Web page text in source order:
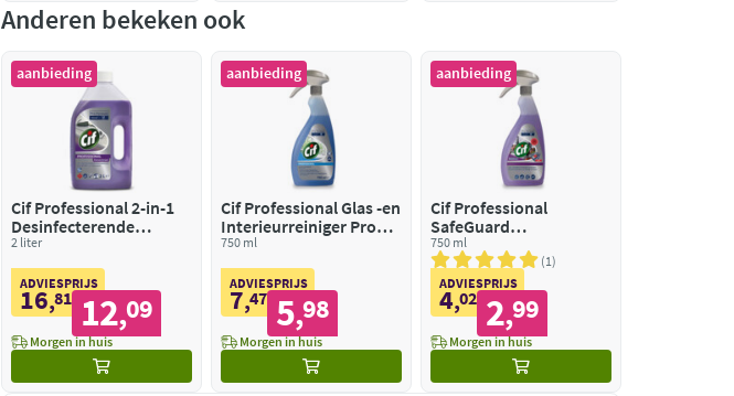
Anderen bekeken ook
aanbieding
Cif Professional 2-in-1
Desinfecterende
Keukenreiniger Pro
Formula
2 liter
ADVIESPRIJS
16,81 12,09
Morgen in huis
aanbieding
Cif Professional Glas -en
Interieurreiniger Pro
Formula
750 ml
ADVIESPRIJS
7,47 5,98
Morgen in huis
aanbieding
Cif Professional
SafeGuard
Desinfecterende
Keuken Reiniger 2-in-1
Spray Pro Formula
750 ml
1
ADVIESPRIJS
4,02 2,99
Morgen in huis